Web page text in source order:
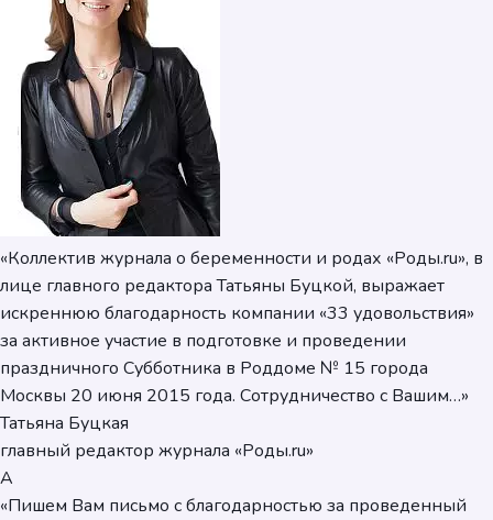
«Коллектив журнала о беременности и родах «Роды.ru», в
лице главного редактора Татьяны Буцкой, выражает
искреннюю благодарность компании «33 удовольствия»
за активное участие в подготовке и проведении
праздничного Субботника в Роддоме № 15 города
Москвы 20 июня 2015 года. Сотрудничество с Вашим…»
Татьяна Буцкая
главный редактор журнала «Роды.ru»
А
«Пишем Вам письмо с благодарностью за проведенный